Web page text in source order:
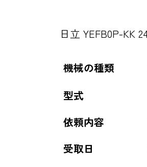
日立 YEFB0P-KK
機械の種類
型式
依頼内容
受取日